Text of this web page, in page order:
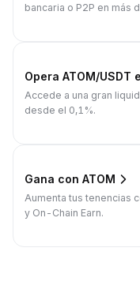
bancaria o P2P en más
Opera ATOM/USDT
Accede a una gran
desde el 0,1%.
Gana con ATOM
Aumenta tus tenencias
y On-Chain Earn.